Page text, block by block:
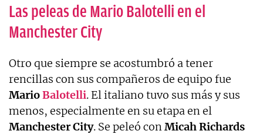
Las peleas de Mario Balotelli en el
Manchester City
Otro que siempre se acostumbró a tener
rencillas con sus compañeros de equipo fue
MarioBalotelli. El italiano tuvo sus más y sus
menos, especialmente en su etapa en el
ManchesterCity. Se peleó conMicahRichards